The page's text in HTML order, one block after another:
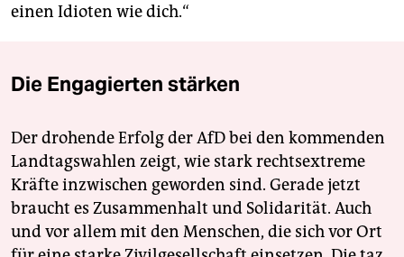
einen Idioten wie dich.“
Die Engagierten stärken
Der drohende Erfolg der AfD bei den kommenden
Landtagswahlen zeigt, wie stark rechtsextreme
Kräfte inzwischen geworden sind. Gerade jetzt
braucht es Zusammenhalt und Solidarität. Auch
und vor allem mit den Menschen, die sich vor Ort